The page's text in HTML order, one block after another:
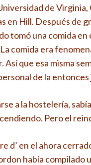
de
en Hill. Después de
tomó una comida
comida era
Así que esa misma
de la
a la hostelería,
Pero el
d’ en el ahora
había compilado